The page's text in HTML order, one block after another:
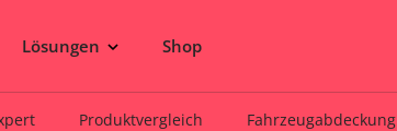
Lösungen Shop
Produktvergleich Fahrzeugabdeckung